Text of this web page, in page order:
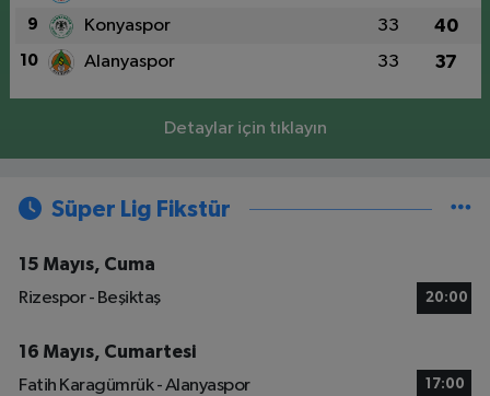
9 Konyaspor 33 40
10 Alanyaspor 33 37
Detaylar için tıklayın
Süper Lig Fikstür
15 Mayıs, Cuma
Rizespor - Beşiktaş
20:00
16 Mayıs, Cumartesi
Fatih Karagümrük - Alanyaspor
17:00